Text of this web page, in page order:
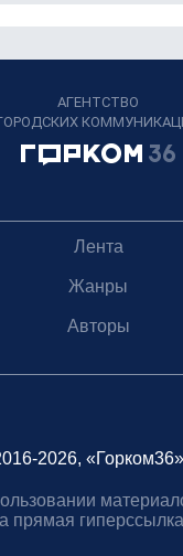
АГЕНТСТВО
Лента
Жанры
Авторы
2026,
прямая